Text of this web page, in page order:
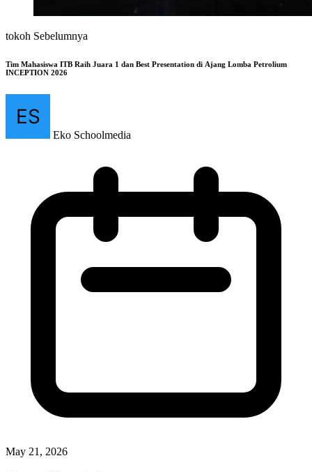
tokoh Sebelumnya
Tim Mahasiswa ITB Raih Juara 1 dan Best Presentation di Ajang Lomba Petrolium
INCEPTION 2026
Eko Schoolmedia
May 21, 2026